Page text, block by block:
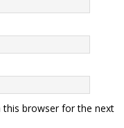
this browser for the next